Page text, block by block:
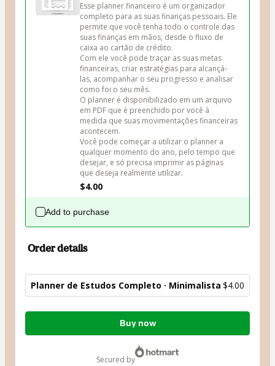
Esse planner financeiro é um organizador
completo para as suas finanças pessoais. Ele
permite que você tenha todo o controle das
suas finanças em mãos, desde o fluxo de
caixa ao cartão de crédito.
Com ele você pode traçar as suas metas
financeiras, criar estratégias para alcançá-
las, acompanhar o seu progresso e analisar
como foi o seu mês.
O planner é disponibilizado em um arquivo
em PDF que é preenchido por você à
medida que suas movimentações financeiras
acontecem.
Você pode começar a utilizar o planner a
qualquer momento do ano, pelo tempo que
desejar, e só precisa imprimir as páginas
que deseja realmente utilizar.
$4.00
Add to purchase
Order details
Planner de Estudos Completo · Minimalista $4.00
Total
Buy now
secured by